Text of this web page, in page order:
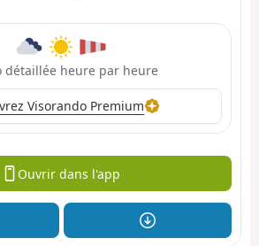
détaillée heure par heure
Visorando Premium
Ouvrir dans l'app